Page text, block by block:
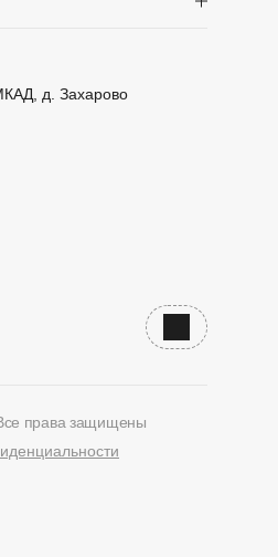
д. Захарово
Наверх
права защищены